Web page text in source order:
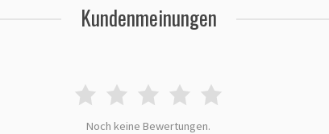
Kundenmeinungen
Noch keine Bewertungen.